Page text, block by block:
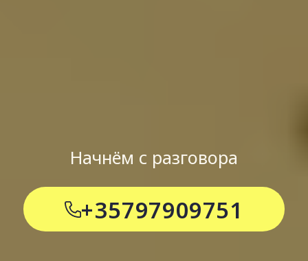
Начнём с разговора
+35797909751